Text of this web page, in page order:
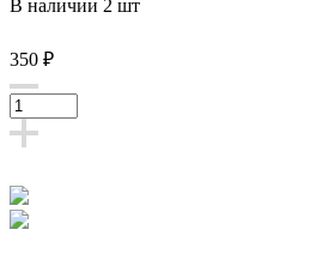
В наличии 2 шт
350 ₽